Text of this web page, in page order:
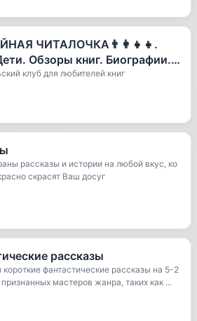
ЧИТАЛОЧКА👨‍👩‍👧‍👧.
Обзоры книг. Биографии.
детей
клуб для любителей книг
рассказы и истории на любой вкус, ко
скрасят Ваш досуг
рассказы
фантастические рассказы на 5-2
мастеров жанра, таких как ...